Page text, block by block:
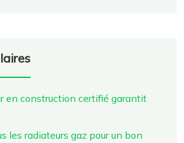
en construction certifié garantit
les radiateurs gaz pour un bon